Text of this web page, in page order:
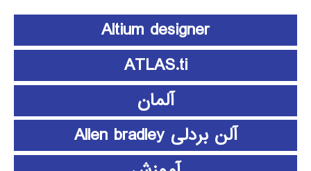
Altium designer
ATLAS.ti
آلمان
آلن بردلی Allen bradley